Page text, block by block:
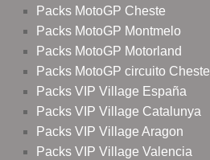
Packs MotoGP Cheste
Packs MotoGP Montmelo
Packs MotoGP Motorland
Packs MotoGP circuito Cheste
Packs VIP Village España
Packs VIP Village Catalunya
Packs VIP Village Aragon
Packs VIP Village Valencia